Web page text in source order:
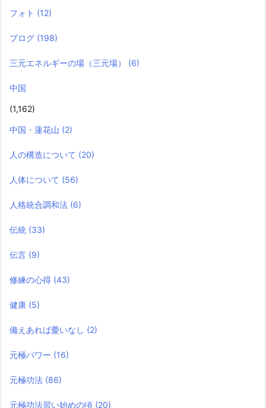
フォト (12)
ブログ (198)
三元エネルギーの場（三元場） (6)
中国
(1,162)
中国・蓮花山 (2)
人の構造について (20)
人体について (56)
人格統合調和法 (6)
伝統 (33)
伝言 (9)
修練の心得 (43)
健康 (5)
備えあれば憂いなし (2)
元極パワー (16)
元極功法 (86)
元極功法習い始めの頃 (20)